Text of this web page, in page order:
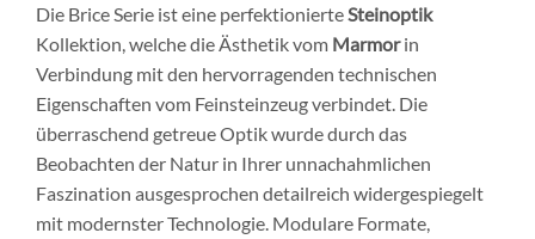
Die Brice Serie ist eine perfektionierte Steinoptik
Kollektion, welche die Ästhetik vom Marmorin
Verbindung mit den hervorragenden technischen
Eigenschaften vom Feinsteinzeug verbindet. Die
überraschend getreue Optik wurde durch das
Beobachten der Natur in Ihrer unnachahmlichen
Faszination ausgesprochen detailreich widergespiegelt
mit modernster Technologie. Modulare Formate,